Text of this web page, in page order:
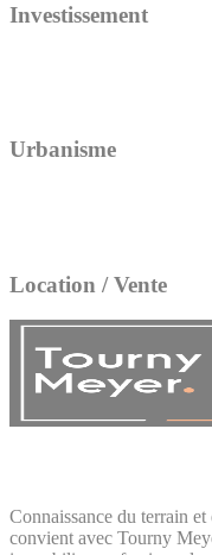
Investissement
Urbanisme
Location / Vente
Connaissance du terrain
convient avec Tourny